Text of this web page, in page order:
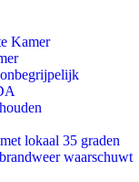
Kamer
lokaal 35 graden
waarschuwt